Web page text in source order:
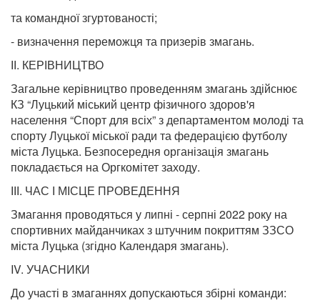
та командної згуртованості;
- визначення переможця та призерів змагань.
ІІ. КЕРІВНИЦТВО
Загальне керівництво проведенням змагань здійснює
КЗ “Луцький міський центр фізичного здоров'я
населення “Спорт для всіх” з департаментом молоді та
спорту Луцької міської ради та федерацією футболу
міста Луцька. Безпосередня організація змагань
покладається на Оргкомітет заходу.
ІІІ. ЧАС І МІСЦЕ ПРОВЕДЕННЯ
Змагання проводяться у липні - серпні 2022 року на
спортивних майданчиках з штучним покриттям ЗЗСО
міста Луцька (згідно Календаря змагань).
IV. УЧАСНИКИ
До участі в змаганнях допускаються збірні команди: